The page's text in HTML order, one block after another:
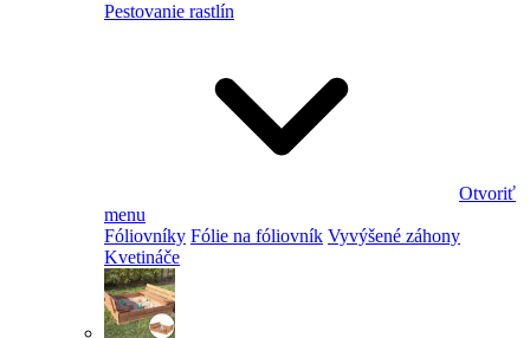
Pestovanie rastlín
Otvoriť
menu
Fóliovníky Fólie na fóliovník Vyvýšené záhony
Kvetináče